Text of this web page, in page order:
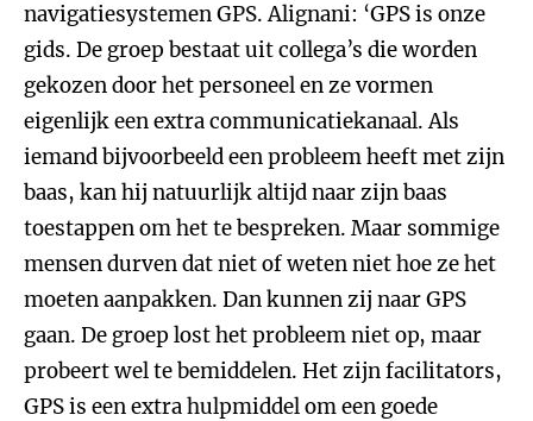
navigatiesystemen GPS. Alignani: ‘GPS is onze
gids. De groep bestaat uit collega’s die worden
gekozen door het personeel en ze vormen
eigenlijk een extra communicatiekanaal. Als
iemand bijvoorbeeld een probleem heeft met zijn
baas, kan hij natuurlijk altijd naar zijn baas
toestappen om het te bespreken. Maar sommige
mensen durven dat niet of weten niet hoe ze het
moeten aanpakken. Dan kunnen zij naar GPS
gaan. De groep lost het probleem niet op, maar
probeert wel te bemiddelen. Het zijn facilitators,
GPS is een extra hulpmiddel om een goede